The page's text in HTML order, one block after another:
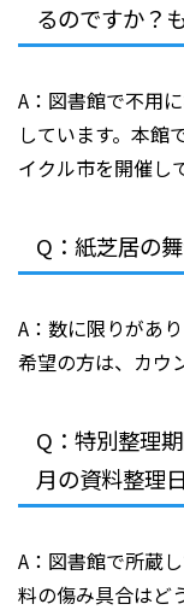
るのですか？
A：図書館で不用
しています。本館
イクル市を開催し
Q：紙芝居の
A：数に限りがあ
希望の方は、カウ
Q：特別整理
月の資料整理
A：図書館で所蔵
料の傷み具合はど